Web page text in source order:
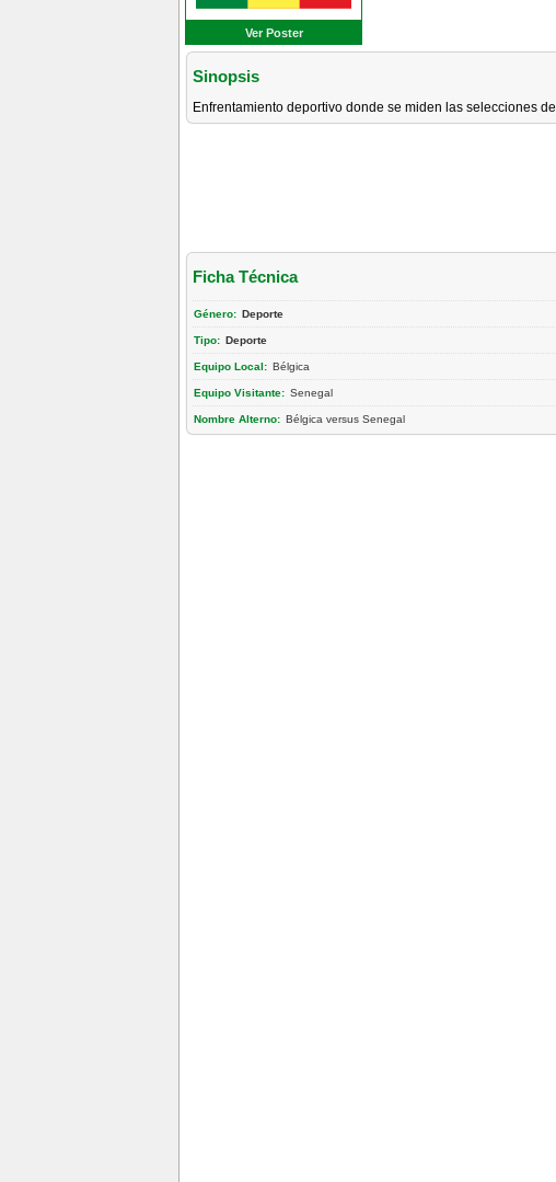
Ver Poster
Sinopsis
Enfrentamiento deportivo donde se miden las selecciones de
Ficha Técnica
Género: Deporte
Tipo: Deporte
Equipo Local: Bélgica
Equipo Visitante: Senegal
Nombre Alterno: Bélgica versus Senegal